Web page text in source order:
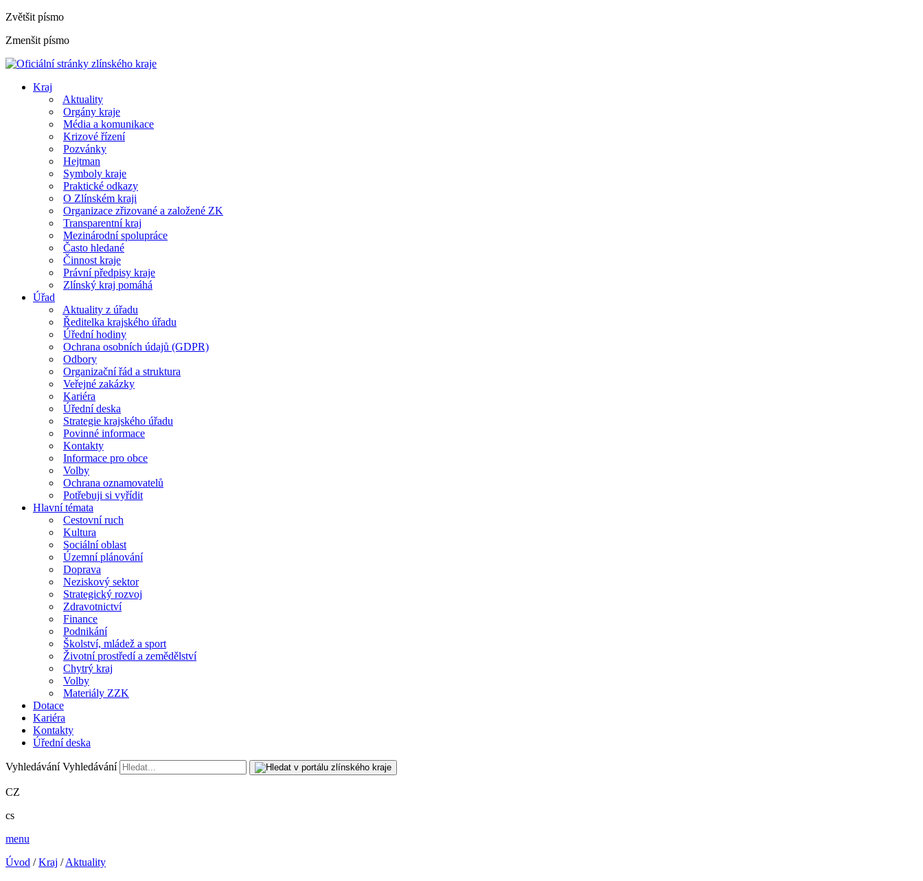
Zvětšit písmo
Zmenšit písmo
Kraj
Aktuality
Orgány kraje
Média a komunikace
Krizové řízení
Pozvánky
Hejtman
Symboly kraje
Praktické odkazy
O Zlínském kraji
Organizace zřizované a založené ZK
Transparentní kraj
Mezinárodní spolupráce
Často hledané
Činnost kraje
Právní předpisy kraje
Zlínský kraj pomáhá
Úřad
Aktuality z úřadu
Ředitelka krajského úřadu
Úřední hodiny
Ochrana osobních údajů (GDPR)
Odbory
Organizační řád a struktura
Veřejné zakázky
Kariéra
Úřední deska
Strategie krajského úřadu
Povinné informace
Kontakty
Informace pro obce
Volby
Ochrana oznamovatelů
Potřebuji si vyřídit
Hlavní témata
Cestovní ruch
Kultura
Sociální oblast
Územní plánování
Doprava
Neziskový sektor
Strategický rozvoj
Zdravotnictví
Finance
Podnikání
Školství, mládež a sport
Životní prostředí a zemědělství
Chytrý kraj
Volby
Materiály ZZK
Dotace
Kariéra
Kontakty
Úřední deska
Vyhledávání Vyhledávání
CZ
cs
menu
Úvod /Kraj /Aktuality